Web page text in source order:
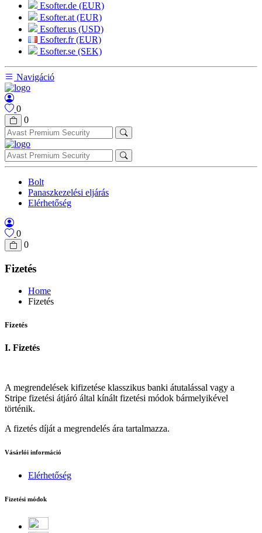
Esofter.de (EUR)
Esofter.at (EUR)
Esofter.us (USD)
Esofter.fr (EUR)
Esofter.se (SEK)
Navigáció
0
0
Bolt
Panaszkezelési eljárás
Elérhetőség
0
0
Fizetés
Home
Fizetés
Fizetés
I. Fizetés
A megrendelések kifizetése klasszikus banki átutalással vagy a
Stripe fizetési átjáró által kínált fizetési módok bármelyikével
történik.
A fizetés díját a megrendelés ára tartalmazza.
Vásárlói információ
Elérhetőség
Fizetési módok